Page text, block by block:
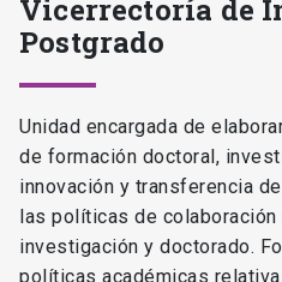
Vicerrectoría de
Postgrado
Unidad encargada de
de formación doctoral,
innovación y transferencia
las políticas de colaboración
investigación y doctorado.
políticas académicas